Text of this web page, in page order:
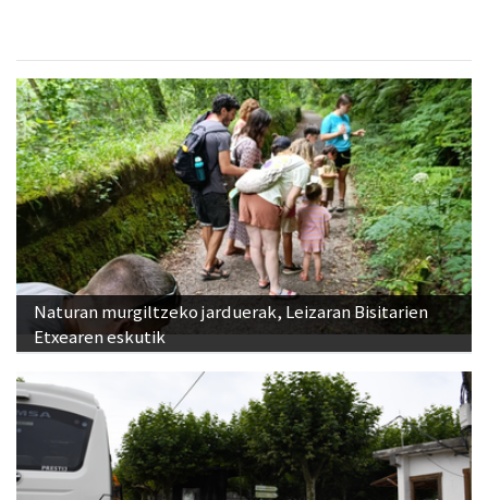
Naturan murgiltzeko jarduerak, Leizaran Bisitarien
Etxearen eskutik